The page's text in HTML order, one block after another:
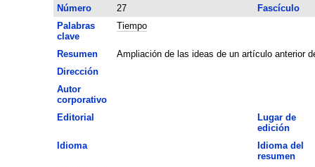
Número
27 Fascículo
Palabras
clave
Tiempo
Resumen
Ampliación de las ideas de un artículo anterior
Dirección
Autor
corporativo
Editorial
Lugar de
edición
Idioma
Idioma del
resumen